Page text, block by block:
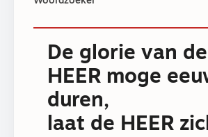
De glorie van de
HEER moge
duren,
laat de HEER